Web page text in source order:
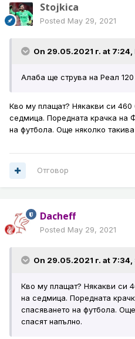
Stojkica
Posted May 29, 2021
On 29.05.2021 г. at 7:24,
Алаба ще струва на Реал
Кво му плащат? Някакви си
седмица. Поредната крачка на
на футбола. Още няколко
Отговор
Dacheff
Posted May 29, 2021
On 29.05.2021 г. at 7:34,
Кво му плащат? Някакви си
на седмица. Поредната
спасяването на футбола.
спасят напълно.